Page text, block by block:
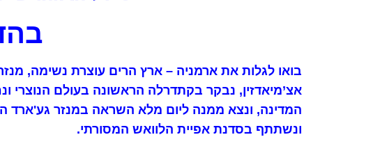
בואו לגלות את ארמניה – ארץ הרים עוצרת נשימה,
אצ’מיאדזין, נבקר בקתדרלה הראשונה בעולם הנוצרי
המדינה, ונצא ממנה ליום מלא השראה במנזר גע'ארד
ונשתתף בסדנת אפיית הלוואש המסורתי.